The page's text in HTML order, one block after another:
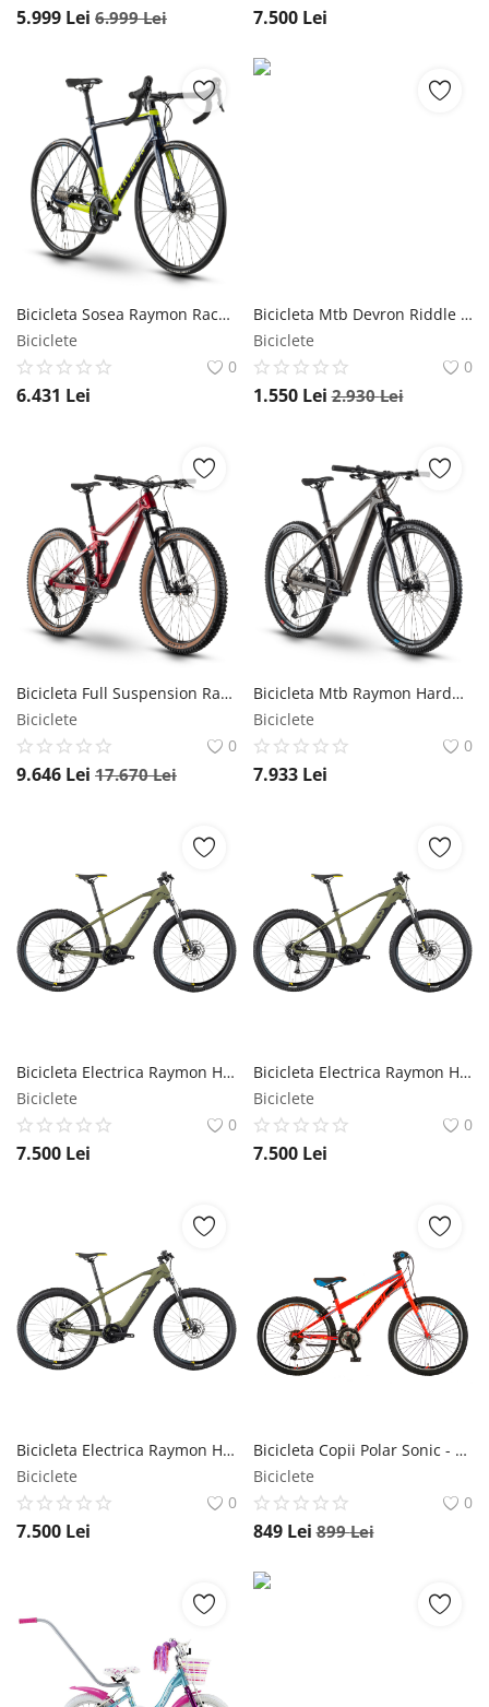
5.999 Lei 6.999Lei 7.500 Lei
Bicicleta Sosea Raymon RaceRay 7.0 - 28 Inch, L, Albastru-Verde Raymon
Biciclete
0
6.431 Lei
Bicicleta Mtb Devron Riddle RM1.7 - 27.5 Inch, L, Verde - Reambalat Devron
Biciclete
0
1.550 Lei 2.930Lei
Bicicleta Full Suspension Raymon FullRay 150 9.0 - 29 Inch, S, Rosu-Alb Raymon
Biciclete
0
9.646 Lei 17.670Lei
Bicicleta Mtb Raymon HardRay 8.0 - 29 Inch, M, Negru Raymon
Biciclete
0
7.933 Lei
Bicicleta Electrica Raymon HardRay E 4.0 - 27.5 Inch, L, Verde Raymon
Biciclete
0
7.500 Lei
Bicicleta Electrica Raymon HardRay E 4.0 - 29 Inch, L, Verde Raymon
Biciclete
0
7.500 Lei
Bicicleta Electrica Raymon HardRay E 4.0 - 27.5 Inch, S, Verde Raymon
Biciclete
0
7.500 Lei
Bicicleta Copii Polar Sonic - 24 Inch, Portocaliu-Albastru-Verde Polar
Biciclete
0
849 Lei 899Lei